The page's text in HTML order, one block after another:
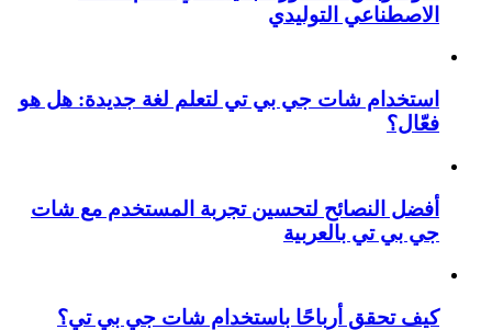
الاصطناعي التوليدي
استخدام شات جي بي تي لتعلم لغة جديدة: هل هو
فعّال؟
أفضل النصائح لتحسين تجربة المستخدم مع شات
جي بي تي بالعربية
كيف تحقق أرباحًا باستخدام شات جي بي تي؟